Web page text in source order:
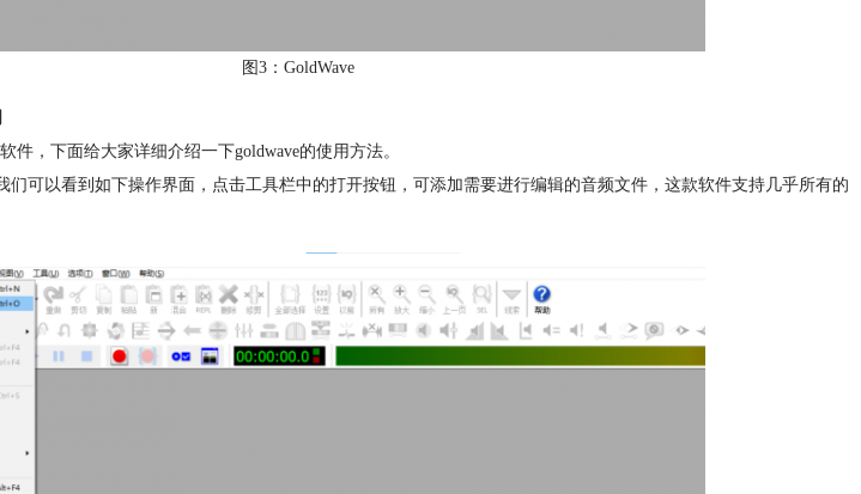
图3：GoldWave
件，下面给大家详细介绍一下goldwave的使用方法。
们可以看到如下操作界面，点击工具栏中的打开按钮，可添加需要进行编辑的音频文件，这款软件支持几乎所有的